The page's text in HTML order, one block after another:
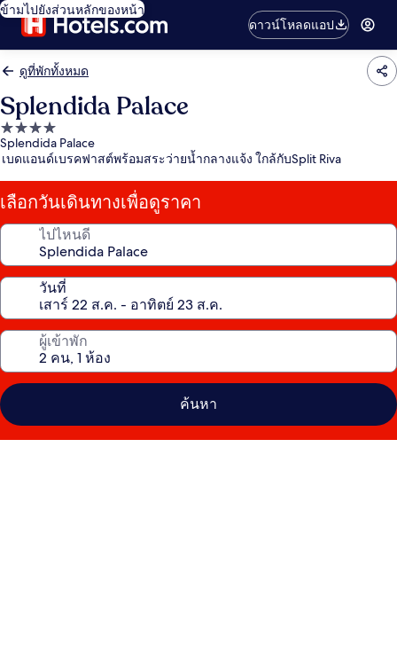
ข้ามไปยังส่วนหลักของหน้า
ดาวน์โหลดแอป
ดูที่พักทั้งหมด
Splendida Palace
ที่พัก
4.0
Splendida Palace
เบดแอนด์เบรคฟาสต์พร้อมสระว่ายน้ำกลางแจ้ง ใกล้กับSplit Riva
เลือกวันเดินทางเพื่อดูราคา
ไปไหนดี
วันที่
ผู้เข้าพัก
ค้นหา